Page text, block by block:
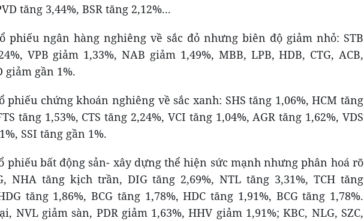
tăng 3,44%, BSR tăng 2,12%...
phiếu ngân hàng nghiêng về sắc đỏ nhưng biên độ giảm nhỏ: STB
VPB giảm 1,33%, NAB giảm 1,49%, MBB, LPB, HDB, CTG, ACB,
giảm gần 1%.
phiếu chứng khoán nghiêng về sắc xanh: SHS tăng 1,06%, HCM tăng
tăng 1,53%, CTS tăng 2,24%, VCI tăng 1,04%, AGR tăng 1,62%, VDS
SSI tăng gần 1%.
phiếu bất động sản- xây dựng thể hiện sức mạnh nhưng phân hoá rõ
NHA tăng kịch trần, DIG tăng 2,69%, NTL tăng 3,31%, TCH tăng
tăng 1,86%, BCG tăng 1,78%, HDC tăng 1,91%, BCG tăng 1,78%.
NVL giảm sàn, PDR giảm 1,63%, HHV giảm 1,91%; KBC, NLG, SZC,